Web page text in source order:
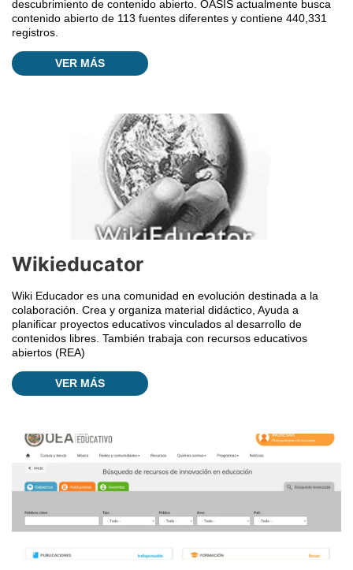
descubrimiento de contenido abierto. OASIS actualmente busca
contenido abierto de 113 fuentes diferentes y contiene 440,331
registros.
VER MÁS
Wikieducator
Wiki Educador es una comunidad en evolución destinada a la
colaboración. Crea y organiza material didáctico, Ayuda a
planificar proyectos educativos vinculados al desarrollo de
contenidos libres. También trabaja con recursos educativos
abiertos (REA)
VER MÁS